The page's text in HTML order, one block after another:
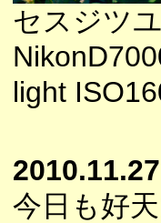
セスジツ
light
2010.11.27
今日も好